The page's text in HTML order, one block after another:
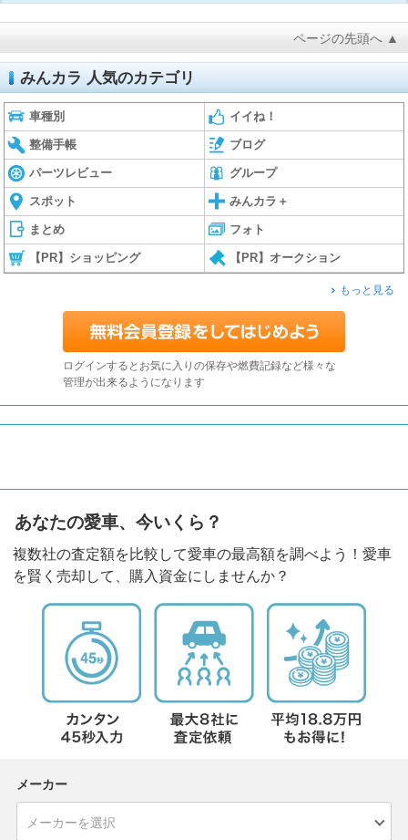
ページの先頭へ ▲
みんカラ 人気のカテゴリ
車種別 イイね！
整備手帳 ブログ
パーツレビュー グループ
スポット みんカラ＋
まとめ フォト
【PR】ショッピング 【PR】オークション
もっと見る
ログインするとお気に入りの保存や燃費記録など様々な
管理が出来るようになります
あなたの愛車、今いくら？
複数社の査定額を比較して愛車の最高額を調べよう！愛車
を賢く売却して、購入資金にしませんか？
メーカー